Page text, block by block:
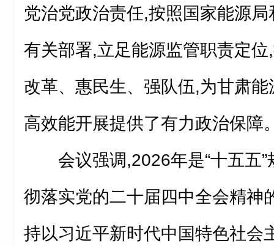
党治党政治责任,按照国家能源
有关部署,立足能源监管职责定
改革、惠民生、强队伍,为甘肃
高效能开展提供了有力政治保障
会议强调,2026年是“十五五
彻落实党的二十届四中全会精神
持以习近平新时代中国特色社会